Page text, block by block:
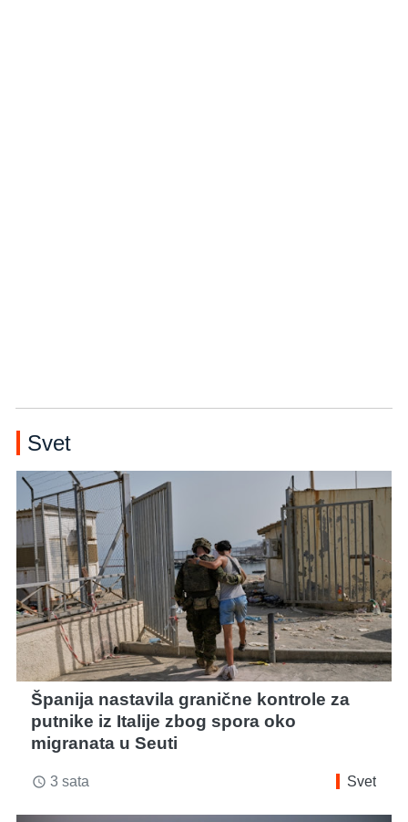
Svet
Španija nastavila granične kontrole za
putnike iz Italije zbog spora oko
migranata u Seuti
access_time 3 sata Svet